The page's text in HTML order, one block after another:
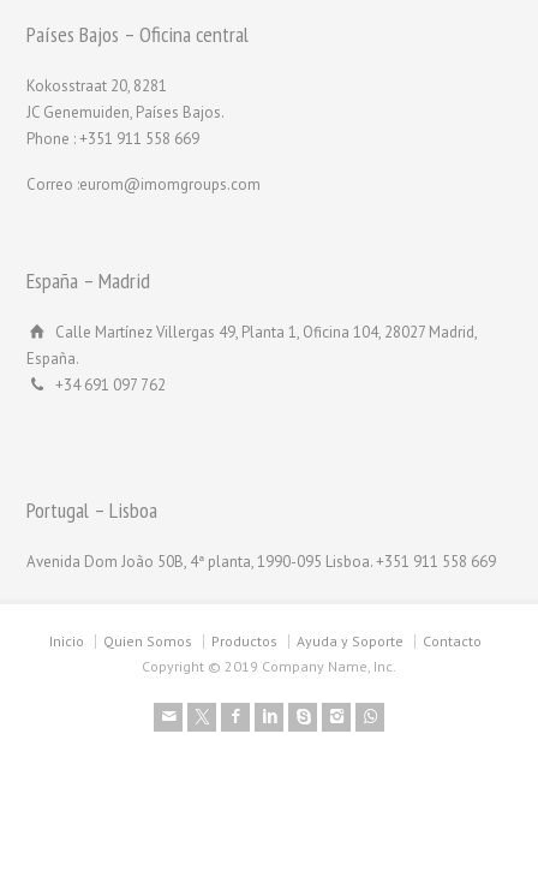
Países Bajos – Oficina central
Kokosstraat 20, 8281
JC Genemuiden, Países Bajos.
Phone : +351 911 558 669
Correo :eurom@imomgroups.com
España – Madrid
Calle Martínez Villergas 49, Planta 1, Oficina 104, 28027 Madrid,
España.
+34 691 097 762
Portugal – Lisboa
Avenida Dom João 50B, 4ª planta, 1990-095 Lisboa. +351 911 558 669
Inicio Quien Somos Productos Ayuda y Soporte
Contacto
Copyright © 2019 Company Name, Inc.